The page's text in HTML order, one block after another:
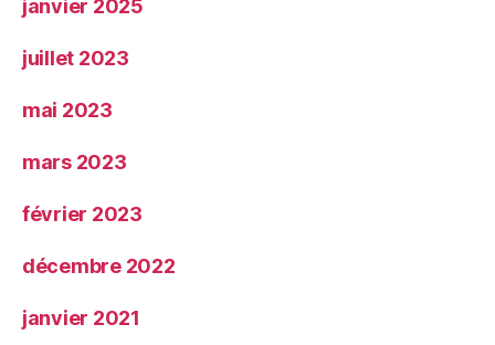
janvier 2025
juillet 2023
mai 2023
mars 2023
février 2023
décembre 2022
janvier 2021